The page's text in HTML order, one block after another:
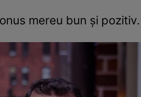
mereu bun și pozitiv.